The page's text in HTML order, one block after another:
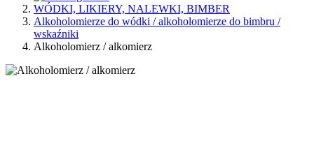
WÓDKI, LIKIERY, NALEWKI, BIMBER
Alkoholomierze do wódki / alkoholomierze do bimbru /
wskaźniki
Alkoholomierz / alkomierz